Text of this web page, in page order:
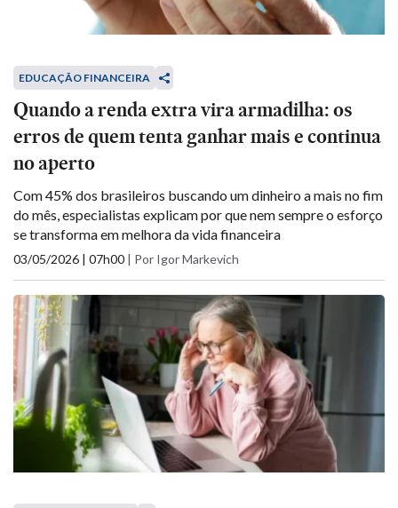
EDUCAÇÃO FINANCEIRA
Quando a renda extra vira armadilha: os
erros de quem tenta ganhar mais e continua
no aperto
Com 45% dos brasileiros buscando um dinheiro a mais no fim
do mês, especialistas explicam por que nem sempre o esforço
se transforma em melhora da vida financeira
03/05/2026 | 07h00 | Por Igor Markevich